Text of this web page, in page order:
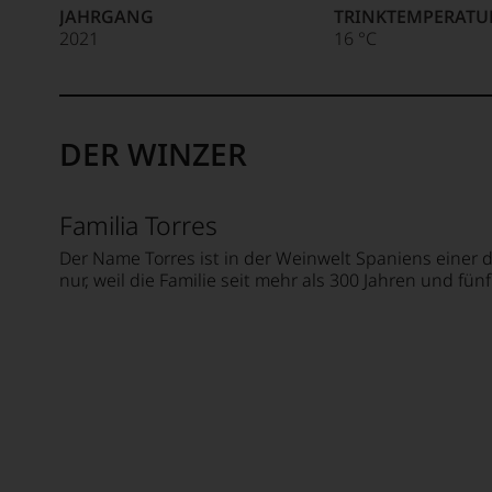
Unter 85 Punkte:
Welt,
wie
anderer.
dokumentieren
wir
und
gerade
mit
Bewertungen
JAHRGANG
2021
16 °C
DER WINZER
Familia Torres
Der Name Torres ist in der Weinwelt Spaniens
nur, weil die Familie seit mehr als 300 Jahren und